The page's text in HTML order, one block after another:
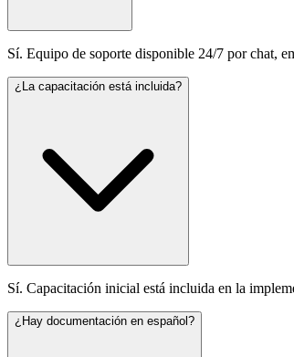
Sí. Equipo de soporte disponible 24/7 por chat,
¿La capacitación está incluida?
Sí. Capacitación inicial está incluida en la
¿Hay documentación en español?